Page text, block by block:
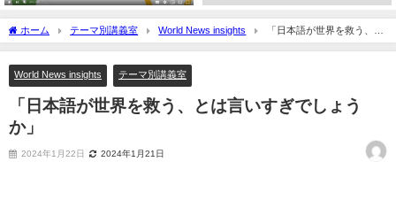
ホーム テーマ別講義室 World News insights
「日本語が世界を救う、と
は言いすぎでしょうか」
World News insights テーマ別講義室
「日本語が世界を救う、とは言いすぎでしょう
か」
2024年1月22日 2024年1月21日